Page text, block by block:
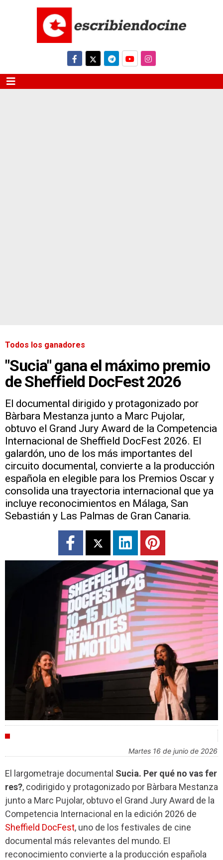
Todos los ganadores
"Sucia" gana el máximo premio
de Sheffield DocFest 2026
El documental dirigido y protagonizado por
Bàrbara Mestanza junto a Marc Pujolar,
obtuvo el Grand Jury Award de la Competencia
Internacional de Sheffield DocFest 2026. El
galardón, uno de los más importantes del
circuito documental, convierte a la producción
española en elegible para los Premios Oscar y
consolida una trayectoria internacional que ya
incluye reconocimientos en Málaga, San
Sebastián y Las Palmas de Gran Canaria.
martes 16 de junio de 2026
El largometraje documental Sucia. Per qué no vas fer
res?, codirigido y protagonizado por Bàrbara Mestanza
junto a Marc Pujolar, obtuvo el Grand Jury Award de la
Competencia Internacional en la edición 2026 de
Sheffield DocFest, uno de los festivales de cine
documental más relevantes del mundo. El
reconocimiento convierte a la producción española